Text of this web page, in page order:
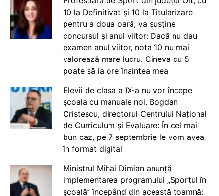
10 la Definitivat și 10 la Titularizare
pentru a doua oară, va susține
concursul și anul viitor: Dacă nu dau
examen anul viitor, nota 10 nu mai
valorează mare lucru. Cineva cu 5
poate să ia ore înaintea mea
Elevii de clasa a IX-a nu vor începe
școala cu manuale noi. Bogdan
Cristescu, directorul Centrului Național
de Curriculum și Evaluare: În cel mai
bun caz, pe 7 septembrie le vom avea
în format digital
Ministrul Mihai Dimian anunță
implementarea programului „Sportul în
școală” începând din această toamnă: